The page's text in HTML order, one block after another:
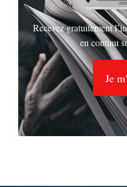
Recevez gratuitement
en continu
Je